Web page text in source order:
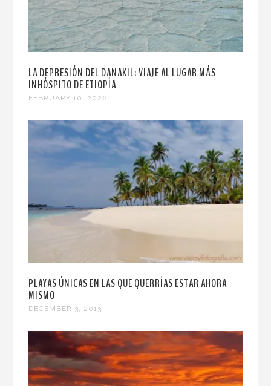
LA DEPRESIÓN DEL DANAKIL: VIAJE AL LUGAR MÁS
INHÓSPITO DE ETIOPÍA
FEBRUARY 10, 2026
PLAYAS ÚNICAS EN LAS QUE QUERRÍAS ESTAR AHORA
MISMO
DECEMBER 3, 2013